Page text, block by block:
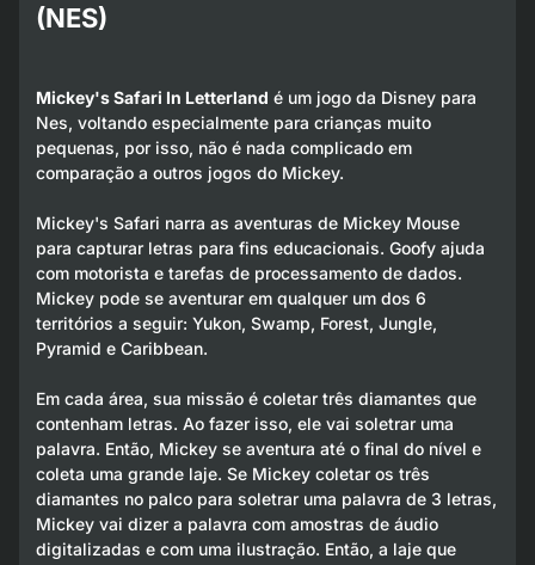
(NES)
Mickey's Safari In Letterland é um jogo da Disney para
Nes, voltando especialmente para crianças muito
pequenas, por isso, não é nada complicado em
comparação a outros jogos do Mickey.
Mickey's Safari narra as aventuras de Mickey Mouse
para capturar letras para fins educacionais. Goofy ajuda
com motorista e tarefas de processamento de dados.
Mickey pode se aventurar em qualquer um dos 6
territórios a seguir: Yukon, Swamp, Forest, Jungle,
Pyramid e Caribbean.
Em cada área, sua missão é coletar três diamantes que
contenham letras. Ao fazer isso, ele vai soletrar uma
palavra. Então, Mickey se aventura até o final do nível e
coleta uma grande laje. Se Mickey coletar os três
diamantes no palco para soletrar uma palavra de 3 letras,
Mickey vai dizer a palavra com amostras de áudio
digitalizadas e com uma ilustração. Então, a laje que